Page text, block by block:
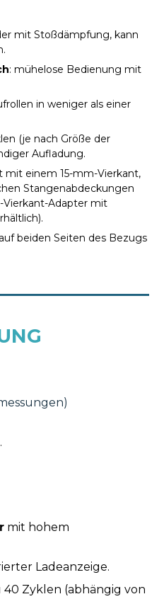
mit Stoßdämpfung, kann
: mühelose Bedienung mit
in weniger als einer
(je nach Größe der
Aufladung.
mit einem 15-mm-Vierkant,
Stangenabdeckungen
Vierkant-Adapter mit
beiden Seiten des Bezugs
mit hohem
Ladeanzeige.
40 Zyklen (abhängig von